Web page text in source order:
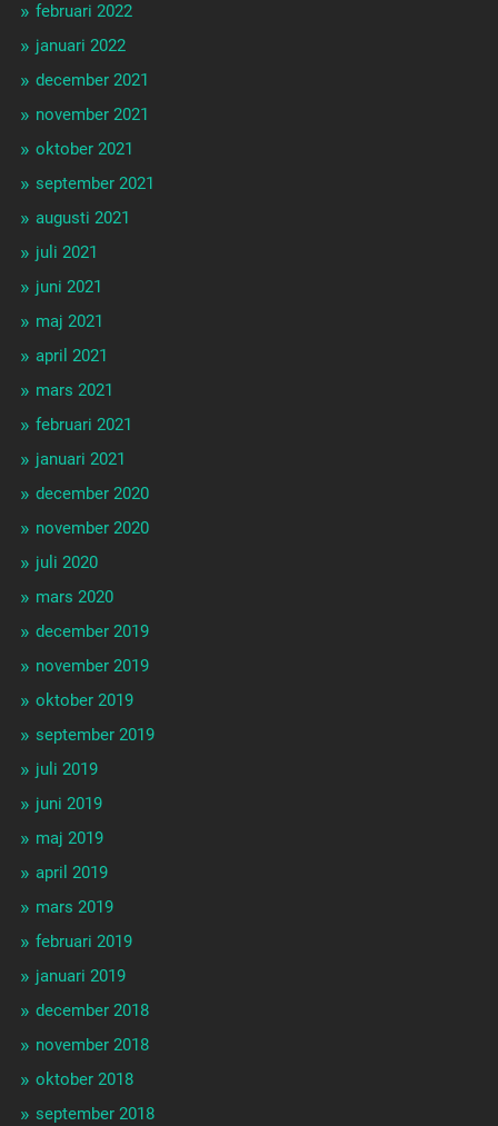
februari 2022
januari 2022
december 2021
november 2021
oktober 2021
september 2021
augusti 2021
juli 2021
juni 2021
maj 2021
april 2021
mars 2021
februari 2021
januari 2021
december 2020
november 2020
juli 2020
mars 2020
december 2019
november 2019
oktober 2019
september 2019
juli 2019
juni 2019
maj 2019
april 2019
mars 2019
februari 2019
januari 2019
december 2018
november 2018
oktober 2018
september 2018